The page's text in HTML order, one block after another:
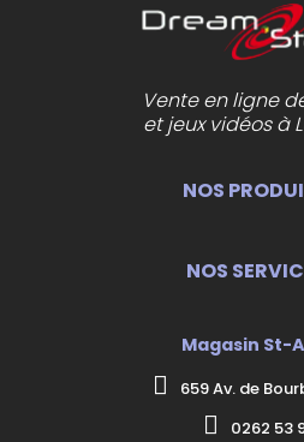
Vente en ligne
et jeux vidéos à
NOS
NOS
Magasin St-
659 Av. de
0262 53